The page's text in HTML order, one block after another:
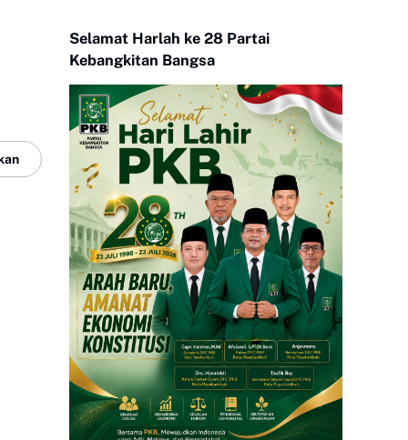
Selamat Harlah ke 28 Partai
Kebangkitan Bangsa